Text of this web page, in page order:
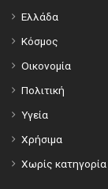
Ελλάδα
Κόσμος
Οικονομία
Πολιτική
Υγεία
Χρήσιμα
Χωρίς κατηγορία